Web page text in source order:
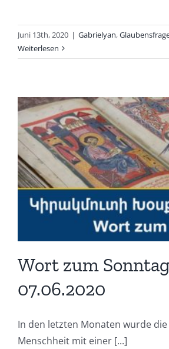
Juni 13th, 2020 | Gabrielyan,
Weiterlesen
Wort zum
07.06.2020
In den letzten Monaten wurde
Menschheit mit einer [...]